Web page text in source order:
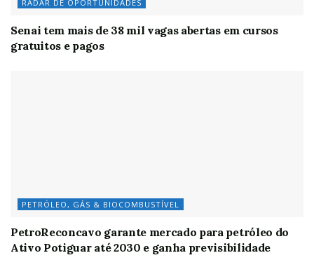
RADAR DE OPORTUNIDADES
Senai tem mais de 38 mil vagas abertas em cursos
gratuitos e pagos
PETRÓLEO, GÁS & BIOCOMBUSTÍVEL
PetroReconcavo garante mercado para petróleo do
Ativo Potiguar até 2030 e ganha previsibilidade